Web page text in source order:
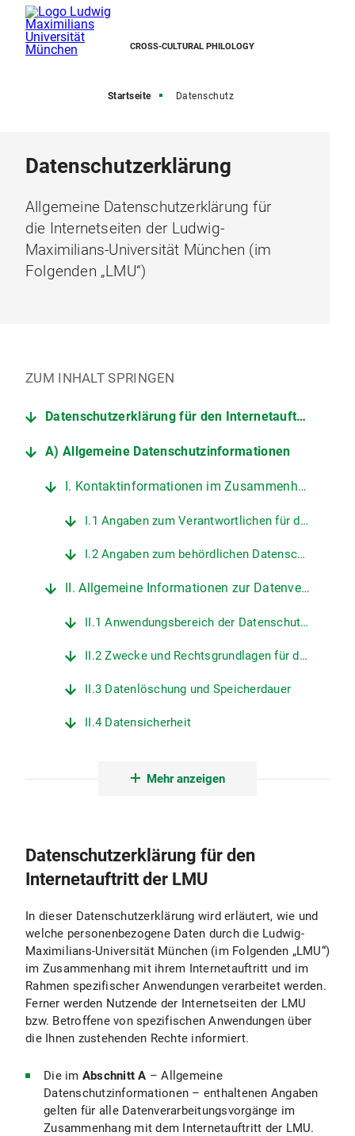
CROSS-CULTURAL PHILOLOGY
Startseite Datenschutz
Datenschutzerklärung
Allgemeine Datenschutzerklärung für
die Internetseiten der Ludwig-
Maximilians-Universität München (im
Folgenden „LMU“)
ZUM INHALT SPRINGEN
Datenschutzerklärung für den Internetauftritt der LMU
A) Allgemeine Datenschutzinformationen
I. Kontaktinformationen im Zusammenhang mit dem Internetauftritt der LMU
I.1 Angaben zum Verantwortlichen für den Datenschutz an der LMU
I.2 Angaben zum behördlichen Datenschutzbeauftragten der LMU
II. Allgemeine Informationen zur Datenverarbeitung auf den Internetseiten der LMU
II.1 Anwendungsbereich der Datenschutzerklärung
II.2 Zwecke und Rechtsgrundlagen für die Verarbeitung personenbezogener Daten
II.3 Datenlöschung und Speicherdauer
II.4 Datensicherheit
II.6 Minderjährigenschutz
III. Protokollierung und Erstellung von Logfiles
III.1 Zweck und Umfang der Datenverarbeitung
III.2 Rechtsgrundlage für die Datenverarbeitung
III.3 Dauer der Datenverarbeitung
III.4 Widerspruchs- und Beseitigungsmöglichkeit
IV. Verwendung von aktiven Komponenten und Cookies
Folgende technisch notwendige Cookies werden verwendet:
In den Cookies werden folgende Daten gespeichert und übermittelt:
Mehr anzeigen
Datenschutzerklärung für den
Internetauftritt der LMU
In dieser Datenschutzerklärung wird erläutert, wie und
welche personenbezogene Daten durch die Ludwig-
Maximilians-Universität München (im Folgenden „LMU“)
im Zusammenhang mit ihrem Internetauftritt und im
Rahmen spezifischer Anwendungen verarbeitet werden.
Ferner werden Nutzende der Internetseiten der LMU
bzw. Betroffene von spezifischen Anwendungen über
die Ihnen zustehenden Rechte informiert.
Die im Abschnitt A – Allgemeine
Datenschutzinformationen – enthaltenen Angaben
gelten für alle Datenverarbeitungsvorgänge im
Zusammenhang mit dem Internetauftritt der LMU.